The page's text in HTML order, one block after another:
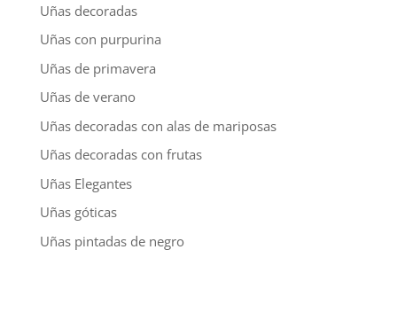
Uñas decoradas
Uñas con purpurina
Uñas de primavera
Uñas de verano
Uñas decoradas con alas de mariposas
Uñas decoradas con frutas
Uñas Elegantes
Uñas góticas
Uñas pintadas de negro